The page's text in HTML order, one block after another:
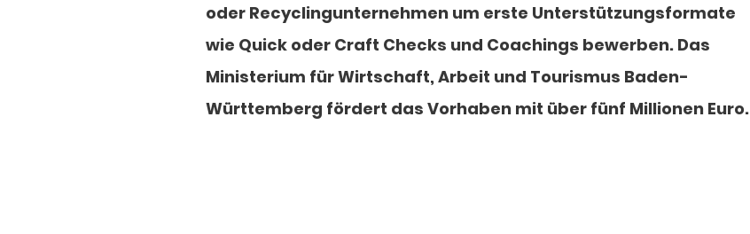
oder Recyclingunternehmen um erste Unterstützungsformate
wie Quick oder Craft Checks und Coachings bewerben. Das
Ministerium für Wirtschaft, Arbeit und Tourismus Baden-
Württemberg fördert das Vorhaben mit über fünf Millionen Euro.